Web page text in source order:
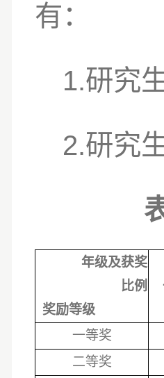
有：
1.研究
2.研究
年级及获奖
比例
奖励等级
一等奖
二等奖